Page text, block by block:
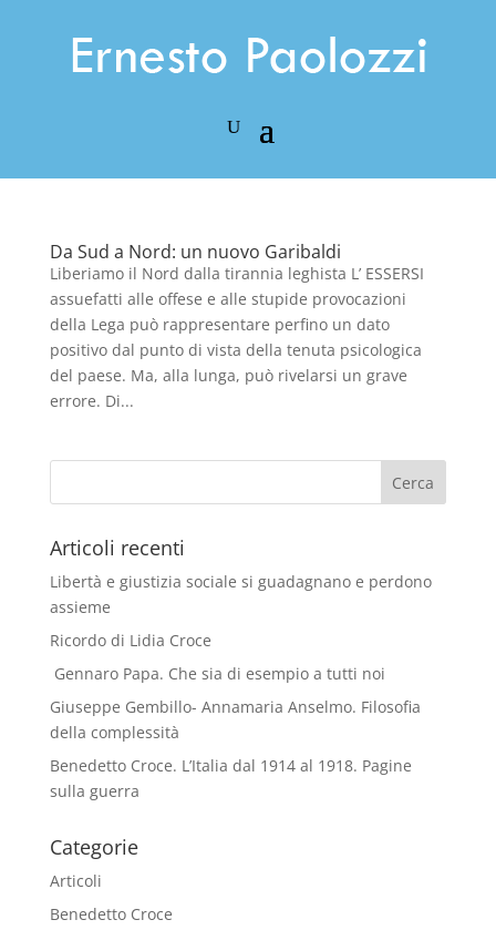
Da Sud a Nord: un nuovo Garibaldi
Liberiamo il Nord dalla tirannia leghista L’ ESSERSI
assuefatti alle offese e alle stupide provocazioni
della Lega può rappresentare perfino un dato
positivo dal punto di vista della tenuta psicologica
del paese. Ma, alla lunga, può rivelarsi un grave
errore. Di...
Articoli recenti
Libertà e giustizia sociale si guadagnano e perdono
assieme
Ricordo di Lidia Croce
Gennaro Papa. Che sia di esempio a tutti noi
Giuseppe Gembillo- Annamaria Anselmo. Filosofia
della complessità
Benedetto Croce. L’Italia dal 1914 al 1918. Pagine
sulla guerra
Categorie
Articoli
Benedetto Croce